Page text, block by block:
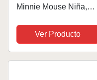
Minnie Mouse Niña,
Niña, Orejas Minnie
Mouse Niña, Vestido
Minnie Mouse Niña,
Ver Producto